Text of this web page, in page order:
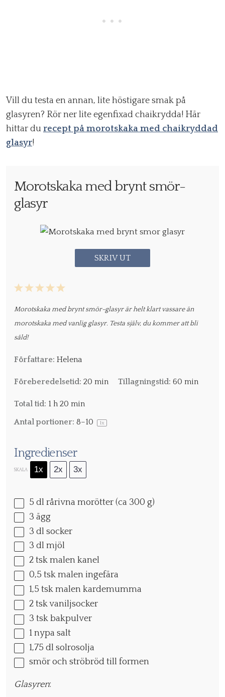
Vill du testa en annan, lite höstigare smak på
glasyren? Rör ner lite egenfixad chaikrydda! Här
hittar du recept på morotskaka med chaikryddad
glasyr!
Morotskaka med brynt smör-
glasyr
SKRIV UT
5
4
3
2
1
Morotskaka med brynt smör-glasyr är helt klart vassare än
morotskaka med vanlig glasyr. Testa själv, du kommer att bli
såld!
Författare: Helena
Föreberedelsetid: 20 min Tillagningstid: 60 min
Total tid: 1 h 20 min
Antal portioner: 8–10 1x
Ingredienser
SKALA 1x 2x 3x
5 dl rårivna morötter (ca 300 g)
3 ägg
3 dl socker
3 dl mjöl
2 tsk malen kanel
0,5 tsk malen ingefära
1,5 tsk malen kardemumma
2 tsk vaniljsocker
3 tsk bakpulver
1 nypa salt
1,75 dl solrosolja
smör och ströbröd till formen
Glasyren: